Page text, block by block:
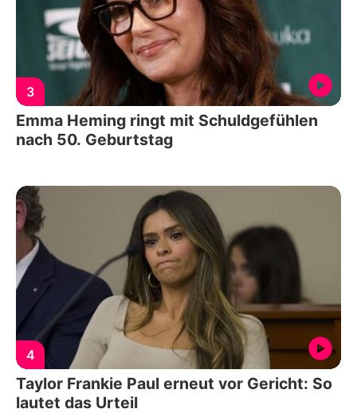
3
Emma Heming ringt mit Schuldgefühlen
nach 50. Geburtstag
4
Taylor Frankie Paul erneut vor Gericht: So
lautet das Urteil